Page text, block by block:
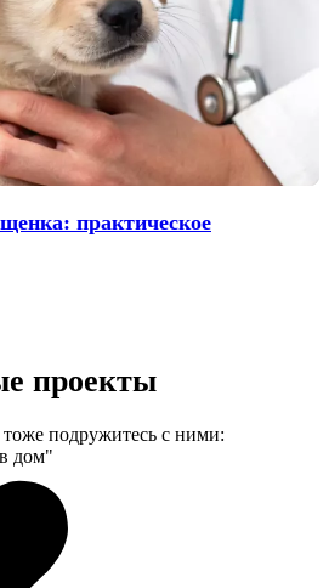
практическое
проекты
подружитесь с ними:
дом"